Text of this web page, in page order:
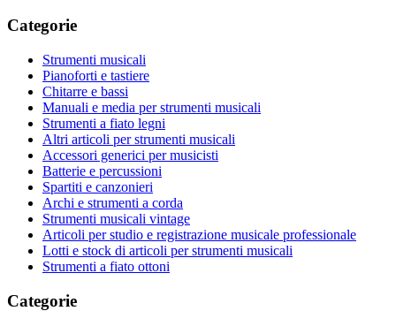
Categorie
Strumenti musicali
Pianoforti e tastiere
Chitarre e bassi
Manuali e media per strumenti musicali
Strumenti a fiato legni
Altri articoli per strumenti musicali
Accessori generici per musicisti
Batterie e percussioni
Spartiti e canzonieri
Archi e strumenti a corda
Strumenti musicali vintage
Articoli per studio e registrazione musicale professionale
Lotti e stock di articoli per strumenti musicali
Strumenti a fiato ottoni
Categorie